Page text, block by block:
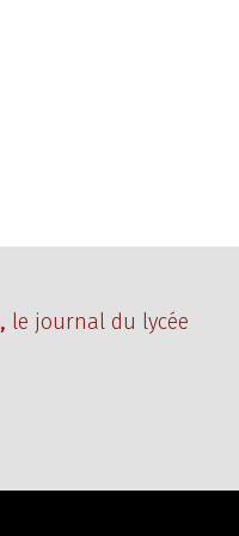
, le journal du lycée